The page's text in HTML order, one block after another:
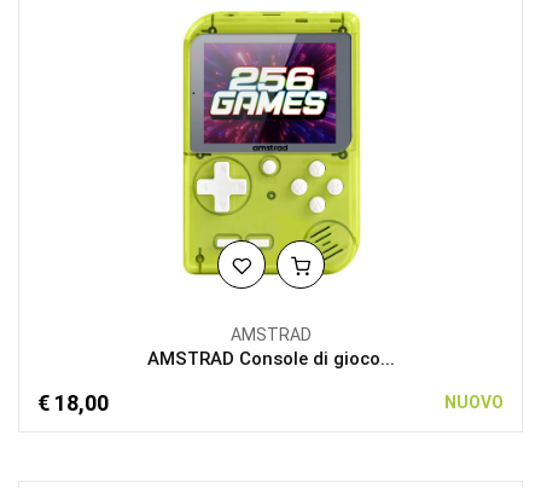
AMSTRAD
AMSTRAD Console di gioco...
€ 18,00 NUOVO